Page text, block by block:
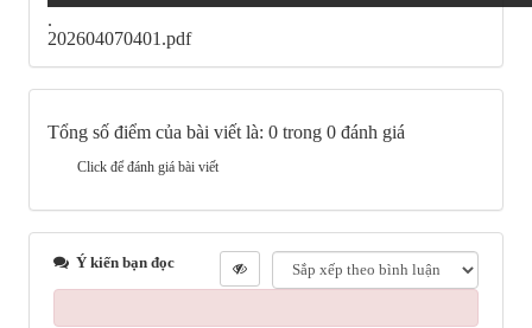
.
202604070401.pdf
Tổng số điểm của bài viết là: 0 trong 0 đánh giá
Click để đánh giá bài viết
Ý kiến bạn đọc